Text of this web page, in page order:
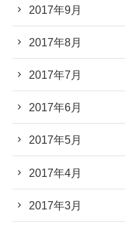
2017年9月
2017年8月
2017年7月
2017年6月
2017年5月
2017年4月
2017年3月